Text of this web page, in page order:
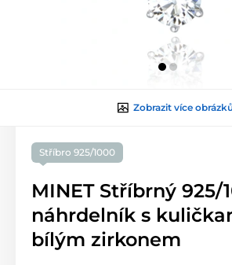
Zobrazit více
Stříbro 925/1000
MINET Stříbrný 925/
náhrdelník s
bílým zirkonem